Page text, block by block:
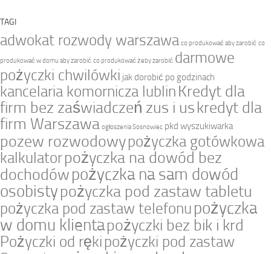
TAGI
adwokat rozwody warszawa co produkować aby zarobić co
produkować w domu aby zarobić co produkować żeby zarobić darmowe
pożyczki chwilówki jak dorobić po godzinach
kancelaria komornicza lublin Kredyt dla
firm bez zaświadczeń zus i uskredyt dla
firm Warszawa ogłoszenia Sosnowiec pkd wyszukiwarka
pozew rozwodowypożyczka gotówkowa
kalkulatorpożyczka na dowód bez
dochodówpożyczka na sam dowód
osobistypożyczka pod zastaw tabletu
pożyczka pod zastaw telefonu pożyczka
w domu klientapożyczki bez bik i krd
Pożyczki od ręki pożyczki pod zastaw